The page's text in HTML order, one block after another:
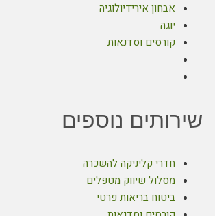
אבחון אירידיולוגיה
יוגה
קורסים וסדנאות
שירותים נוספים
חדרי קליניקה להשכרה
מסלול שיווק מטפלים
ביטוח בריאות פרטי